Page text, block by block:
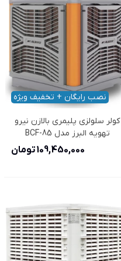
نصب رایگان + تخفیف ویژه
کولر سلولزی پلیمری بالازن نیرو
تهویه البرز مدل BCF-85
109,450,000 تومان